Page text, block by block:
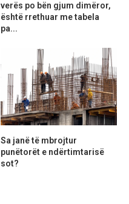
verës po bën gjum dimëror,
është rrethuar me tabela
pa...
Sa janë të mbrojtur
punëtorët e ndërtimtarisë
sot?